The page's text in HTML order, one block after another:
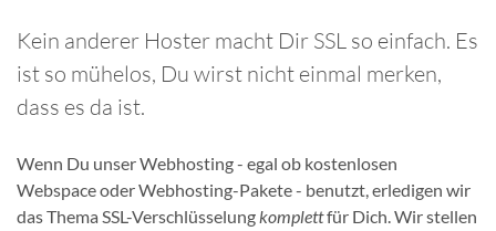
Kein anderer Hoster macht Dir SSL so einfach. Es
ist so mühelos, Du wirst nicht einmal merken,
dass es da ist.
Wenn Du unser Webhosting - egal ob kostenlosen
Webspace oder Webhosting-Pakete - benutzt, erledigen wir
das Thema SSL-Verschlüsselungkomplettfür Dich. Wir stellen